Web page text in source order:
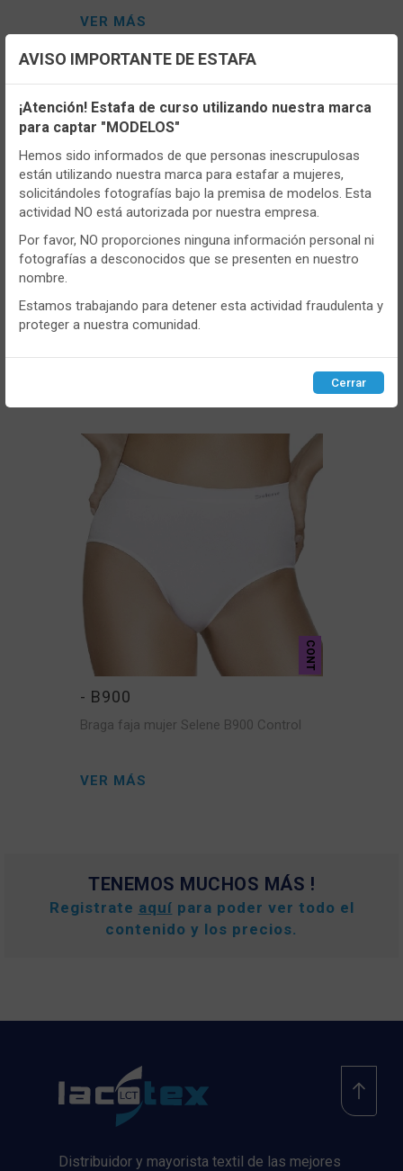
VER MÁS
- SE704
costuras
CONT
- B900
Braga faja mujer Selene B900 Control
VER MÁS
TENEMOS MUCHOS MÁS !
Registrate aquí para poder ver todo el
contenido y los precios.
Distribuidor y mayorista textil de las mejores
Configuración de cookies
Utilizamos cookies propias y de terceros, de sesión o
persistentes, para hacer funcionar de manera segura nuestra
página web y personalizar su contenido.
Igualmente, utilizamos cookies para medir y obtener datos de
la navegación que realizas y para ajustar el contenido a tus
gustos y preferencias.
Puedesconfigurary aceptar el uso de cookies a tu gusto.
Para obtener más información visita nuestra
cookies.
Configurar Rechazar ACEPTAR
AVISO IMPORTANTE DE ESTAFA
¡Atención! Estafa de curso utilizando nuestra marca
para captar "MODELOS"
Hemos sido informados de que personas inescrupulosas
están utilizando nuestra marca para estafar a mujeres,
solicitándoles fotografías bajo la premisa de modelos. Esta
actividad NO está autorizada por nuestra empresa.
Por favor, NO proporciones ninguna información personal ni
fotografías a desconocidos que se presenten en nuestro
nombre.
Estamos trabajando para detener esta actividad fraudulenta y
proteger a nuestra comunidad.
Cerrar